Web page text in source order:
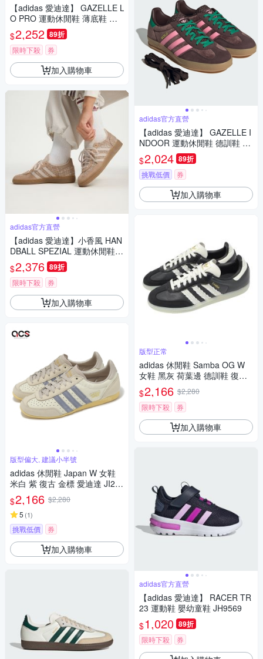
【adidas 愛迪達】 GAZELLE L
O PRO 運動休閒鞋 薄底鞋 滑
板 德訓鞋 復古 女鞋 - Originals
IH6932
$2,252 89折
限時下殺 券
加入購物車
adidas官方直營
【adidas 愛迪達】小香風 HAN
DBALL SPEZIAL 運動休閒鞋
德訓鞋 滑板 復古 女鞋 - Origin
als JR4504
$2,376 89折
限時下殺 券
加入購物車
版型偏大, 建議小半號
adidas 休閒鞋 Japan W 女鞋
米白 紫 復古 金標 愛迪達 JI26
64
$2,166 $2,280
5 (1)
挑戰低價 券
加入購物車
adidas官方直營
【adidas 愛迪達】 GAZELLE I
NDOOR 運動休閒鞋 德訓鞋 滑
板 復古 女鞋 - Originals JI2714
$2,024 89折
挑戰低價 券
加入購物車
版型正常
adidas 休閒鞋 Samba OG W
女鞋 黑灰 荷葉邊 德訓鞋 復古
愛迪達 JR8831
$2,166 $2,280
限時下殺
券
加入購物車
adidas官方直營
【adidas 愛迪達】 RACER TR
23 運動鞋 嬰幼童鞋 JH9569
$1,020 89折
限時下殺 券